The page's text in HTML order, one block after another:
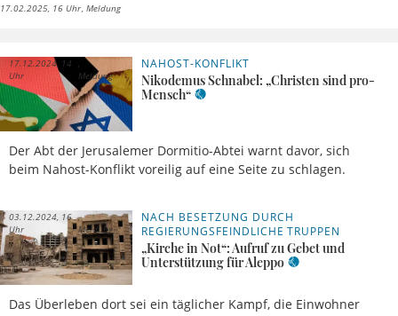
17.02.2025, 16 Uhr Meldung
NAHOST-KONFLIKT
Nikodemus Schnabel: „Christen sind pro-
Mensch“
Der Abt der Jerusalemer Dormitio-Abtei warnt davor, sich
beim Nahost-Konflikt voreilig auf eine Seite zu schlagen.
17.12.2024, 14
Uhr
Meldung
NACH BESETZUNG DURCH
REGIERUNGSFEINDLICHE TRUPPEN
„Kirche in Not“: Aufruf zu Gebet und
Unterstützung für Aleppo
Das Überleben dort sei ein täglicher Kampf, die Einwohner
03.12.2024, 16
Uhr
Meldung